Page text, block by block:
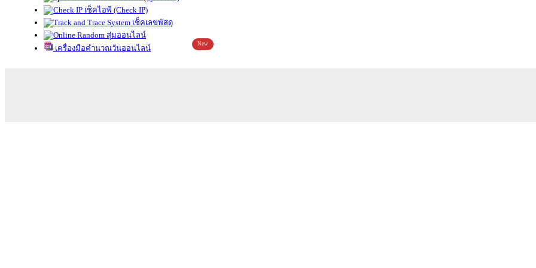
เช็คไอพี (Check IP)
เช็คเลขพัสดุ
สุ่มออนไลน์
เครื่องมือคำนวณวันออนไลน์
New